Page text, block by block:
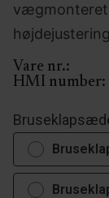
Vare nr.:
HMI number: